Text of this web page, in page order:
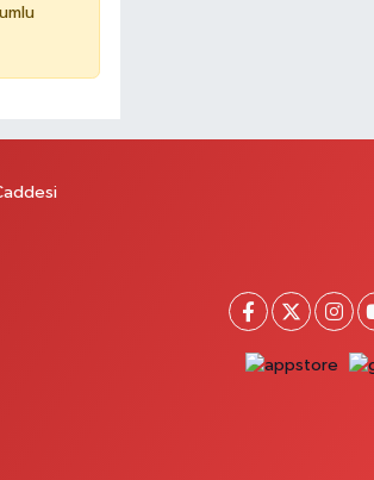
Demir Eczanesi